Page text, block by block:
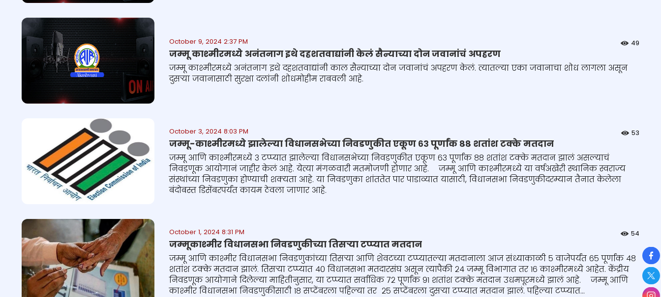
October 9, 2024 2:37 PM 49
जम्मू काश्मीरमध्ये अनंतनाग इथे दहशतवाद्यांनी केलं सैन्याच्या दोन जवानांचं अपहरण
जम्मू काश्मीरमध्ये अनंतनाग इथे दहशतवाद्यांनी काल सैन्याच्या दोन जवानांचं अपहरण केलं. त्यातल्या एका जवानाचा शोध लागला असून
दुसऱ्या जवानासाठी सुरक्षा दलांनी शोधमोहीम राबवली आहे.
October 3, 2024 8:03 PM 53
जम्मू-काश्मीरमध्ये झालेल्या विधानसभेच्या निवडणुकीत एकूण ६३ पूर्णांक ८८ शतांश टक्के मतदान
जम्मू आणि काश्मीरमध्ये ३ टप्प्यात झालेल्या विधानसभेच्या निवडणुकीत एकूण ६३ पूर्णांक ८८ शतांश टक्के मतदान झालं असल्याचं
निवडणूक आयोगानं जाहीर केलं आहे. येत्या मंगळवारी मतमोजणी होणार आहे. जम्मू आणि काश्मीरमध्ये या वर्षअखेरी स्थानिक स्वराज्य
संस्थांच्या निवडणुका होण्याची शक्यता आहे. या निवडणुका शांततेत पार पाडाव्यात यासाठी, विधानसभा निवडणुकीदरम्यान तैनात केलेला
बंदोबस्त डिसेंबरपर्यंत कायम ठेवला जाणार आहे.
October 1, 2024 8:31 PM 54
जम्मूकाश्मीर विधानसभा निवडणुकीच्या तिसऱ्या टप्प्यात मतदान
जम्मू आणि काश्मीर विधानसभा निवडणुकांच्या तिसऱ्या आणि शेवटच्या टप्प्यातल्या मतदानाला आज संध्याकाळी ५ वाजेपर्यंत ६५ पूर्णांक ४८
शतांश टक्के मतदान झालं. तिसऱ्या टप्प्यात ४० विधानसभा मतदारसंघ असून त्यापैकी २४ जम्मू विभागात तर १६ काश्मीरमध्ये आहेत. केंद्रीय
निवडणूक आयोगाने दिलेल्या माहितीनुसार, या टप्प्यात सर्वाधिक ७२ पूर्णांक ९१ शतांश टक्के मतदान उधमपूरमध्ये झालं आहे. जम्मू आणि
काश्मीर विधानसभा निवडणुकीसाठी १८ सप्टेंबरला पहिल्या तर २५ सप्टेंबरला दुसऱ्या टप्प्यात मतदान झालं. पहिल्या टप्प्यात...